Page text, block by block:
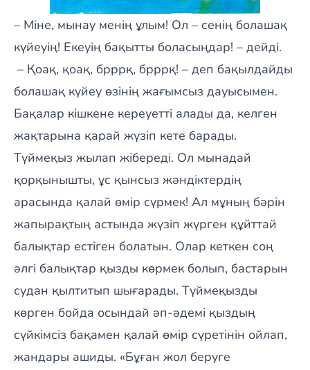
– Міне, мынау менің ұлым! Ол – сенің болашақ
күйеуің! Екеуің бақытты боласыңдар! – дейді.
– Қоақ, қоақ, брррқ, брррқ! – деп бақылдайды
болашақ күйеу өзінің жағымсыз дауысымен.
Бақалар кішкене кереуетті алады да, келген
жақтарына қарай жүзіп кете барады.
Түймеқыз жылап жібереді. Ол мынадай
қорқынышты, ұс қынсыз жәндіктердің
арасында қалай өмір сүрмек! Ал мұның бәрін
жапырақтың астында жүзіп жүрген құйттай
балықтар естіген болатын. Олар кеткен соң
әлгі балықтар қызды көрмек болып, бастарын
судан қылтитып шығарады. Түймеқызды
көрген бойда осындай әп-әдемі қыздың
сүйкімсіз бақамен қалай өмір сүретінін ойлап,
жандары ашиды. «Бұған жол беруге